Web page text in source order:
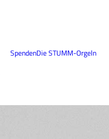
SpendenDie STUMM-Orgeln